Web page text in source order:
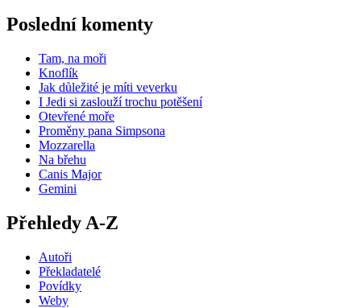
Poslední komenty
Tam, na moři
Knoflík
Jak důležité je míti veverku
I Jedi si zaslouží trochu potěšení
Otevřené moře
Proměny pana Simpsona
Mozzarella
Na břehu
Canis Major
Gemini
Přehledy A-Z
Autoři
Překladatelé
Povídky
Weby